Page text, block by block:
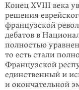
Конец XVIII века
решения
французской
дебатов в
полностью
то есть стали
Французской
единственный и
и окончательной